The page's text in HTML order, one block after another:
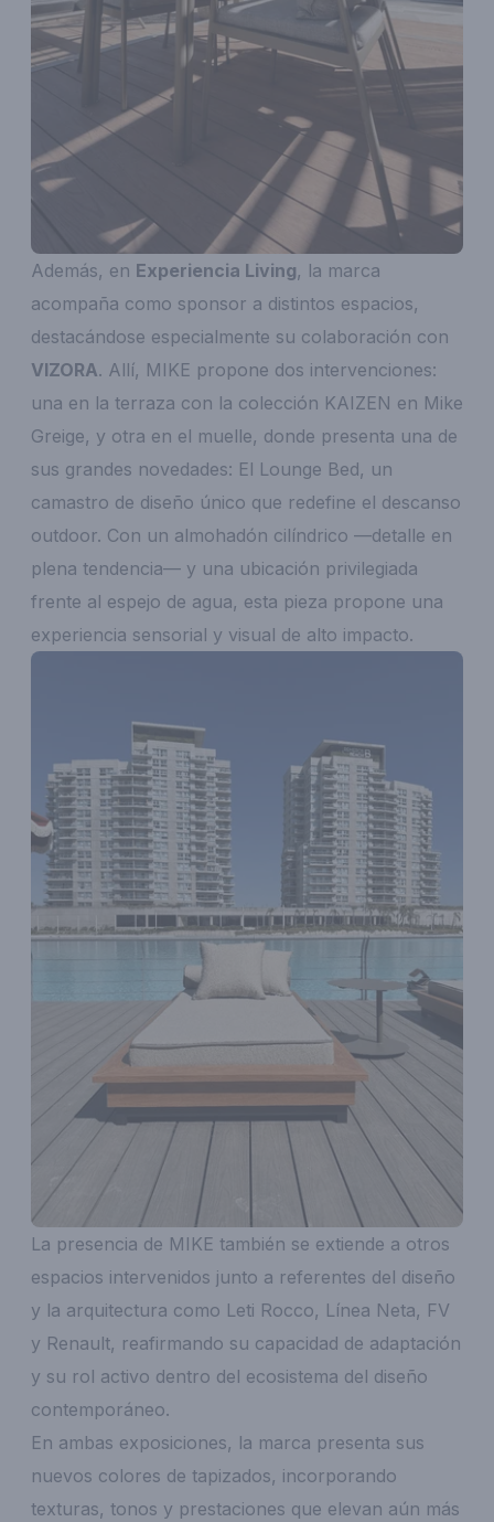
Además, en Experiencia Living, la marca
acompaña como sponsor a distintos espacios,
destacándose especialmente su colaboración con
VIZORA. Allí, MIKE propone dos intervenciones:
una en la terraza con la colección KAIZEN en Mike
Greige, y otra en el muelle, donde presenta una de
sus grandes novedades: El Lounge Bed, un
camastro de diseño único que redefine el descanso
outdoor. Con un almohadón cilíndrico —detalle en
plena tendencia— y una ubicación privilegiada
frente al espejo de agua, esta pieza propone una
experiencia sensorial y visual de alto impacto.
La presencia de MIKE también se extiende a otros
espacios intervenidos junto a referentes del diseño
y la arquitectura como Leti Rocco, Línea Neta, FV
y Renault, reafirmando su capacidad de adaptación
y su rol activo dentro del ecosistema del diseño
contemporáneo.
En ambas exposiciones, la marca presenta sus
nuevos colores de tapizados, incorporando
texturas, tonos y prestaciones que elevan aún más